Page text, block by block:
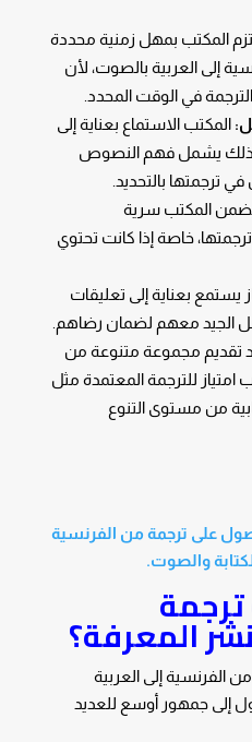
المكتب بمهل زمنية محددة
إلى العربية بالصوت، لأن
في الوقت المحدد.
المكتب الاستماع بعناية إلى
ذلك يشمل فهم النصوص
ترجمتها بالتحديد.
المكتب سرية
خاصة إذا كانت تحتوي
يستمع بعناية إلى تعليقات
الجيد معهم لضمان رضاهم.
تقديم مجموعة متنوعة من
للترجمة المعتمدة مثل
من مستوى التنوع
على ترجمة من الفرنسية
والصوت.
ترجمة
المعرفة؟
إلى العربية
إلى جمهور أوسع للعديد